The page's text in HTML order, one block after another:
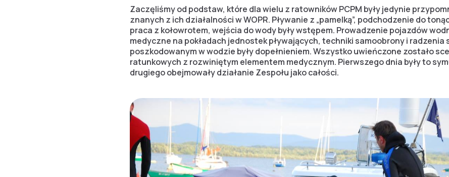
Zaczęliśmy od podstaw, które dla wielu z ratowników PCPM były jedynie
znanych z ich działalności w WOPR. Pływanie z „pamelką”, podchodzenie do
praca z kołowrotem, wejścia do wody były wstępem. Prowadzenie pojazdów
medyczne na pokładach jednostek pływających, techniki samoobrony i radzenia
poszkodowanym w wodzie były dopełnieniem. Wszystko uwieńczone zostało
ratunkowych z rozwiniętym elementem medycznym. Pierwszego dnia były to
drugiego obejmowały działanie Zespołu jako całości.